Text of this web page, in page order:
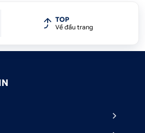
TOP
Về đầu trang